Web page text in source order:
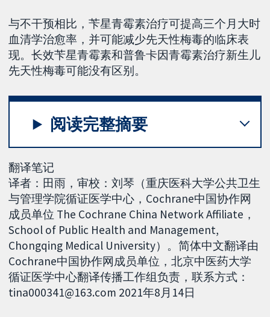
与不干预相比，苄星青霉素治疗可提高三个月大时
血清学治愈率，并可能减少先天性梅毒的临床表
现。长效苄星青霉素和普鲁卡因青霉素治疗新生儿
先天性梅毒可能没有区别。
阅读完整摘要
翻译笔记
译者：田雨，审校：刘琴（重庆医科大学公共卫生
与管理学院循证医学中心，Cochrane中国协作网
成员单位 The Cochrane China Network Affiliate，
School of Public Health and Management,
Chongqing Medical University）。简体中文翻译由
Cochrane中国协作网成员单位，北京中医药大学
循证医学中心翻译传播工作组负责，联系方式：
tina000341@163.com 2021年8月14日